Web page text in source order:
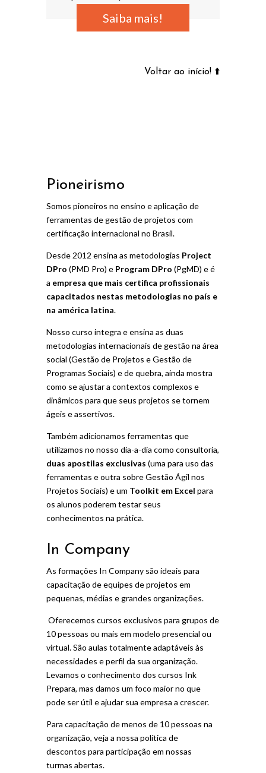
Saiba mais!
Voltar ao início! ⬆️
Pioneirismo
Somos pioneiros no ensino e aplicação de
ferramentas de gestão de projetos com
certificação internacional no Brasil.
Desde 2012 ensina as metodologias Project
DPro (PMD Pro) e Program DPro (PgMD) e é
a empresa que mais certifica profissionais
capacitados nestas metodologias no país e
na américa latina.
Nosso curso integra e ensina as duas
metodologias internacionais de gestão na área
social (Gestão de Projetos e Gestão de
Programas Sociais) e de quebra, ainda mostra
como se ajustar a contextos complexos e
dinâmicos para que seus projetos se tornem
ágeis e assertivos.
Também adicionamos ferramentas que
utilizamos no nosso dia-a-dia como consultoria,
duas apostilas exclusivas (uma para uso das
ferramentas e outra sobre Gestão Ágil nos
Projetos Sociais) e um Toolkit em Excel para
os alunos poderem testar seus
conhecimentos na prática.
In Company
As formações In Company são ideais para
capacitação de equipes de projetos em
pequenas, médias e grandes organizações.
Oferecemos cursos exclusivos para grupos de
10 pessoas ou mais em modelo presencial ou
virtual. São aulas totalmente adaptáveis às
necessidades e perfil da sua organização.
Levamos o conhecimento dos cursos Ink
Prepara, mas damos um foco maior no que
pode ser útil e ajudar sua empresa a crescer.
Para capacitação de menos de 10 pessoas na
organização, veja a nossa política de
descontos para participação em nossas
turmas abertas.